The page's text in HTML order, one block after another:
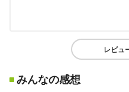
レビュ
みんなの感想